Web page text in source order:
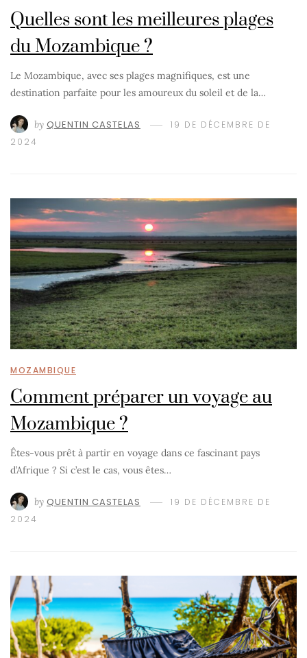
Quelles sont les meilleures plages
du Mozambique ?
Le Mozambique, avec ses plages magnifiques, est une
destination parfaite pour les amoureux du soleil et de la…
by QUENTIN CASTELAS
19 DE DÉCEMBRE DE
2024
MOZAMBIQUE
Comment préparer un voyage au
Mozambique ?
Êtes-vous prêt à partir en voyage dans ce fascinant pays
d’Afrique ? Si c’est le cas, vous êtes…
by QUENTIN CASTELAS
19 DE DÉCEMBRE DE
2024